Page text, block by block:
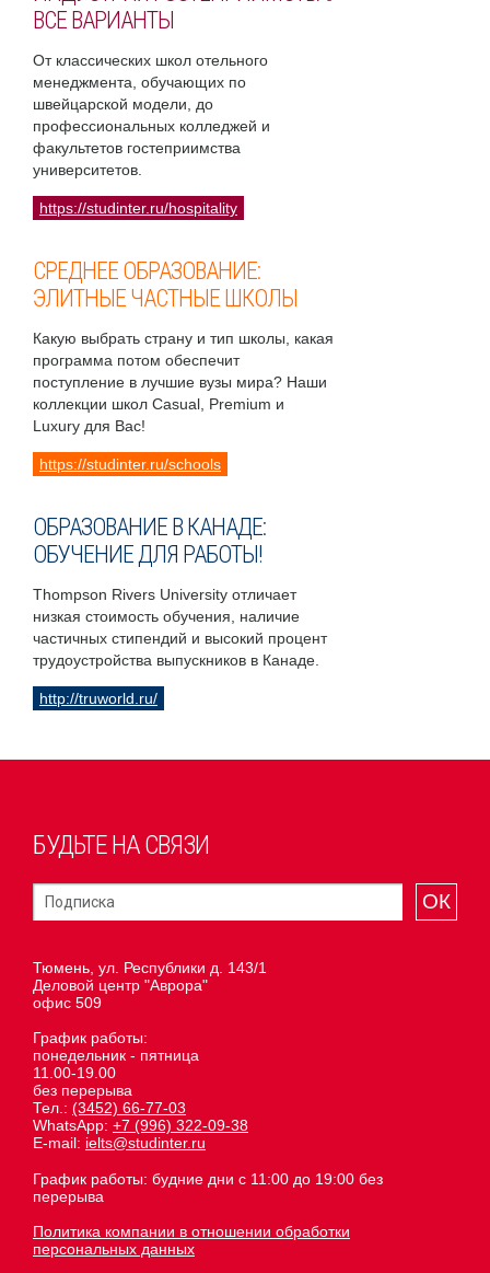
ВСЕ ВАРИАНТЫ
От классических школ отельного
менеджмента, обучающих по
швейцарской модели, до
профессиональных колледжей и
факультетов гостеприимства
университетов.
https://studinter.ru/hospitality
СРЕДНЕЕ ОБРАЗОВАНИЕ:
ЭЛИТНЫЕ ЧАСТНЫЕ ШКОЛЫ
Какую выбрать страну и тип школы, какая
программа потом обеспечит
поступление в лучшие вузы мира? Наши
коллекции школ Casual, Premium и
Luxury для Вас!
https://studinter.ru/schools
ОБРАЗОВАНИЕ В КАНАДЕ:
ОБУЧЕНИЕ ДЛЯ РАБОТЫ!
Thompson Rivers University отличает
низкая стоимость обучения, наличие
частичных стипендий и высокий процент
трудоустройства выпускников в Канаде.
http://truworld.ru/
БУДЬТЕ НА СВЯЗИ
ОК
Тюмень, ул. Республики д. 143/1
Деловой центр "Аврора"
офис 509
График работы:
понедельник - пятница
11.00-19.00
без перерыва
Тел.: (3452) 66-77-03
WhatsApp: +7 (996) 322-09-38
E-mail: ielts@studinter.ru
График работы: будние дни с 11:00 до 19:00 без
перерыва
Политика компании в отношении обработки
персональных данных